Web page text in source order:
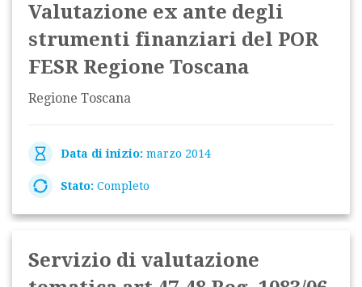
Valutazione ex ante degli
strumenti finanziari del POR
FESR Regione Toscana
Regione Toscana
Data di inizio: marzo 2014
Stato: Completo
Servizio di valutazione